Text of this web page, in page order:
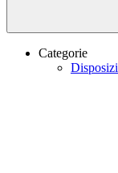
Categorie